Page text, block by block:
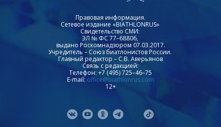
Правовая информация.
Сетевое издание «BIATHLONRUS»
Свидетельство СМИ:
ЭЛ № ФС 77–68806,
выдано Роскомнадзором 07.03.2017.
Учредитель – Союз биатлонистов России.
Главный редактор – С.В. Аверьянов
Связь с редакцией:
Телефон: +7 (495) 725–46–75
E-mail: office@biathlonrus.com
12+